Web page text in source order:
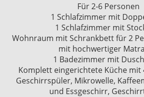
Für 2-6 Personen
1 Schlafzimmer mit
1 Schlafzimmer mit
Wohnraum mit Schrankbett für 2
mit hochwertiger
1 Badezimmer mit
Komplett eingerichtete Küche mit
Geschirrspüler, Mikrowelle,
und Essgeschirr,